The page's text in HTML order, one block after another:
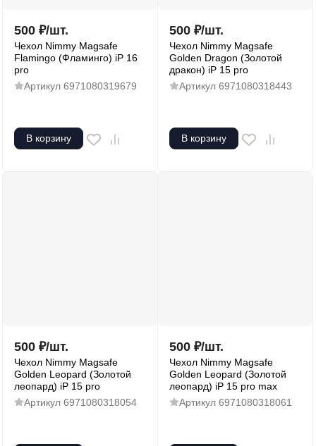
500 ₽/шт.
Чехол Nimmy Magsafe
Flamingo (Фламинго) iP 16
pro
Артикул 6971080319679
В корзину
500 ₽/шт.
Чехол Nimmy Magsafe
Golden Dragon (Золотой
дракон) iP 15 pro
Артикул 6971080318443
В корзину
500 ₽/шт.
Чехол Nimmy Magsafe
Golden Leopard (Золотой
леопард) iP 15 pro
Артикул 6971080318054
500 ₽/шт.
Чехол Nimmy Magsafe
Golden Leopard (Золотой
леопард) iP 15 pro max
Артикул 6971080318061